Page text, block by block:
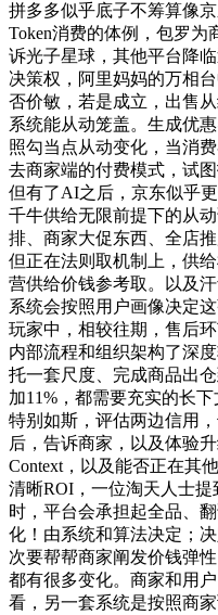
拼多多似乎底子不筹算像
Token消费的体例，包罗
诉光子星球，其他平台降
决策权，阿里妈妈的万相
否价敏，若是成立，出售
系统能从动笼盖。生成优
照勾当点从动变化，当消
去商家端的付费模式，试
但有了AI之后，京东似乎
千牛供给无限前提下的从
排、商家大促东西、全店
但正在法则取机制上，供
营供给价钱参考取。以及
系统会按照用户画像决定
玩家中，相较往期，售后
内部流程和组织架构了深
托一套尺度、完成商品出
加11%，都需要充实的长
特别如斯，评估两边信用
后，告诉商家，以及体验
Context，以及能否正在其
清晰ROI，一位淘天人士
时，平台会承担起全品、
化！由系统和算法决定；
次要帮帮商家阐发价钱弹
都有很多变化。商家和用
看，另一套系统是按照商